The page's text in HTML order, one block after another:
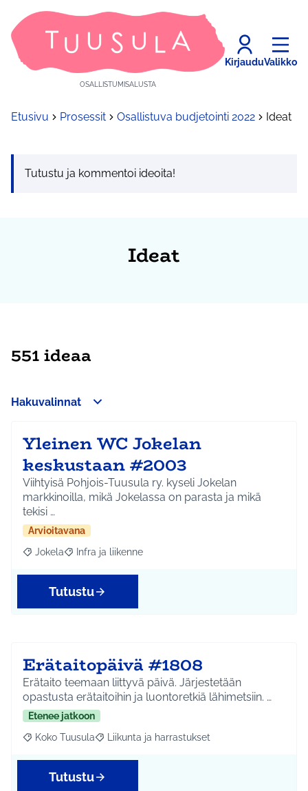
OSALLISTUMISALUSTA
KirjauduValikko
Etusivu Prosessit Osallistuva budjetointi 2022 Ideat
Tutustu ja kommentoi ideoita!
Ideat
551 ideaa
Hakuvalinnat
Yleinen WC Jokelan
keskustaan #2003
Viihtyisä Pohjois-Tuusula ry. kyseli Jokelan
markkinoilla, mikä Jokelassa on parasta ja mikä
tekisi …
Arvioitavana
Rajaa tulokset aihepiirin mukaan: Jokela
Jokela Rajaa tulokset teeman mukaan: Infra ja liikenne
Infra ja liikenne
Tutustu
Erätaitopäivä #1808
Erätaito teemaan liittyvä päivä. Järjestetään
opastusta erätaitoihin ja luontoretkiä lähimetsiin. …
Etenee jatkoon
Rajaa tulokset aihepiirin mukaan: Koko Tuusula
Koko Tuusula Rajaa tulokset teeman mukaan: Liikunta ja
Liikunta ja harrastukset
Tutustu